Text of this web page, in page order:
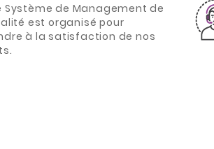
Système de Management de
est organisé pour
à la satisfaction de nos